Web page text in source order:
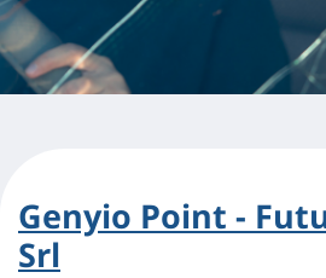
Genyio Point -
Srl